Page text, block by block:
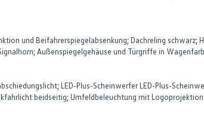
und Beifahrerspiegelabsenkung; Dachreling schwarz;
Außenspiegelgehäuse und Türgriffe in
LED-Plus-Scheinwerfer LED-Plus-
beidseitig; Umfeldbeleuchtung mit Logoprojektion